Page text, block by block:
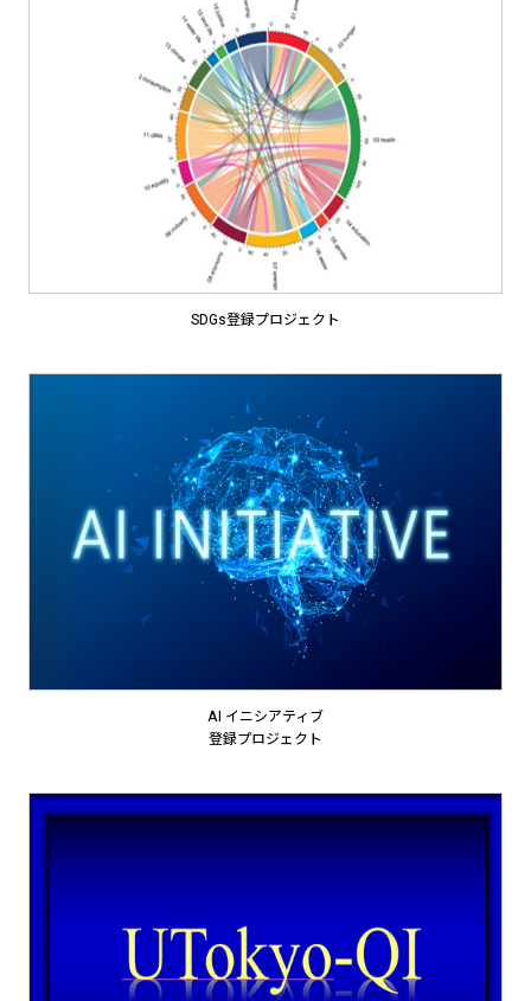
SDGs登録プロジェクト
AI イニシアティブ
登録プロジェクト